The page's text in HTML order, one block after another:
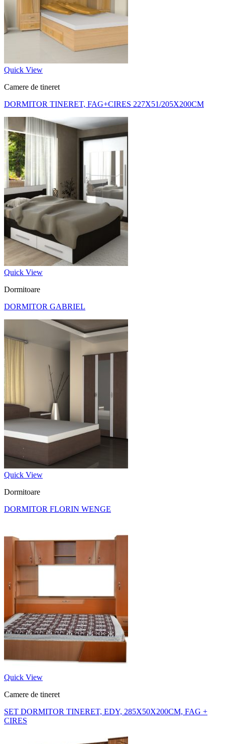
Quick View
Camere de tineret
DORMITOR TINERET, FAG+CIRES 227X51/205X200CM
Quick View
Dormitoare
DORMITOR GABRIEL
Quick View
Dormitoare
DORMITOR FLORIN WENGE
Quick View
Camere de tineret
SET DORMITOR TINERET, EDY, 285X50X200CM, FAG +
CIRES